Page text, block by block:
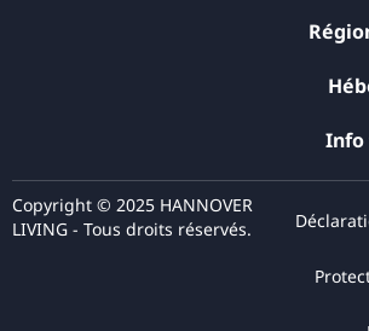
Info
Copyright © 2025 HANNOVER
LIVING - Tous droits réservés.